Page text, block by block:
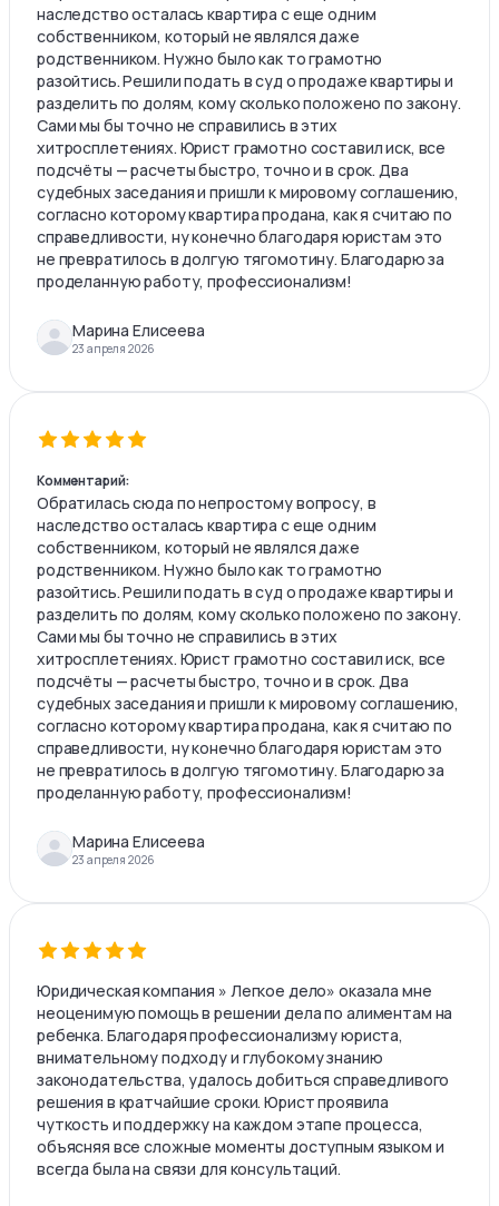
наследство осталась квартира с еще одним
собственником, который не являлся даже
родственником. Нужно было как то грамотно
разойтись. Решили подать в суд о продаже квартиры и
разделить по долям, кому сколько положено по закону.
Сами мы бы точно не справились в этих
хитросплетениях. Юрист грамотно составил иск, все
подсчёты — расчеты быстро, точно и в срок. Два
судебных заседания и пришли к мировому соглашению,
согласно которому квартира продана, как я считаю по
справедливости, ну конечно благодаря юристам это
не превратилось в долгую тягомотину. Благодарю за
проделанную работу, профессионализм!
Марина Елисеева
23 апреля 2026
Комментарий:
Обратилась сюда по непростому вопросу, в
наследство осталась квартира с еще одним
собственником, который не являлся даже
родственником. Нужно было как то грамотно
разойтись. Решили подать в суд о продаже квартиры и
разделить по долям, кому сколько положено по закону.
Сами мы бы точно не справились в этих
хитросплетениях. Юрист грамотно составил иск, все
подсчёты — расчеты быстро, точно и в срок. Два
судебных заседания и пришли к мировому соглашению,
согласно которому квартира продана, как я считаю по
справедливости, ну конечно благодаря юристам это
не превратилось в долгую тягомотину. Благодарю за
проделанную работу, профессионализм!
Марина Елисеева
23 апреля 2026
Юридическая компания » Легкое дело» оказала мне
неоценимую помощь в решении дела по алиментам на
ребенка. Благодаря профессионализму юриста,
внимательному подходу и глубокому знанию
законодательства, удалось добиться справедливого
решения в кратчайшие сроки. Юрист проявила
чуткость и поддержку на каждом этапе процесса,
объясняя все сложные моменты доступным языком и
всегда была на связи для консультаций.